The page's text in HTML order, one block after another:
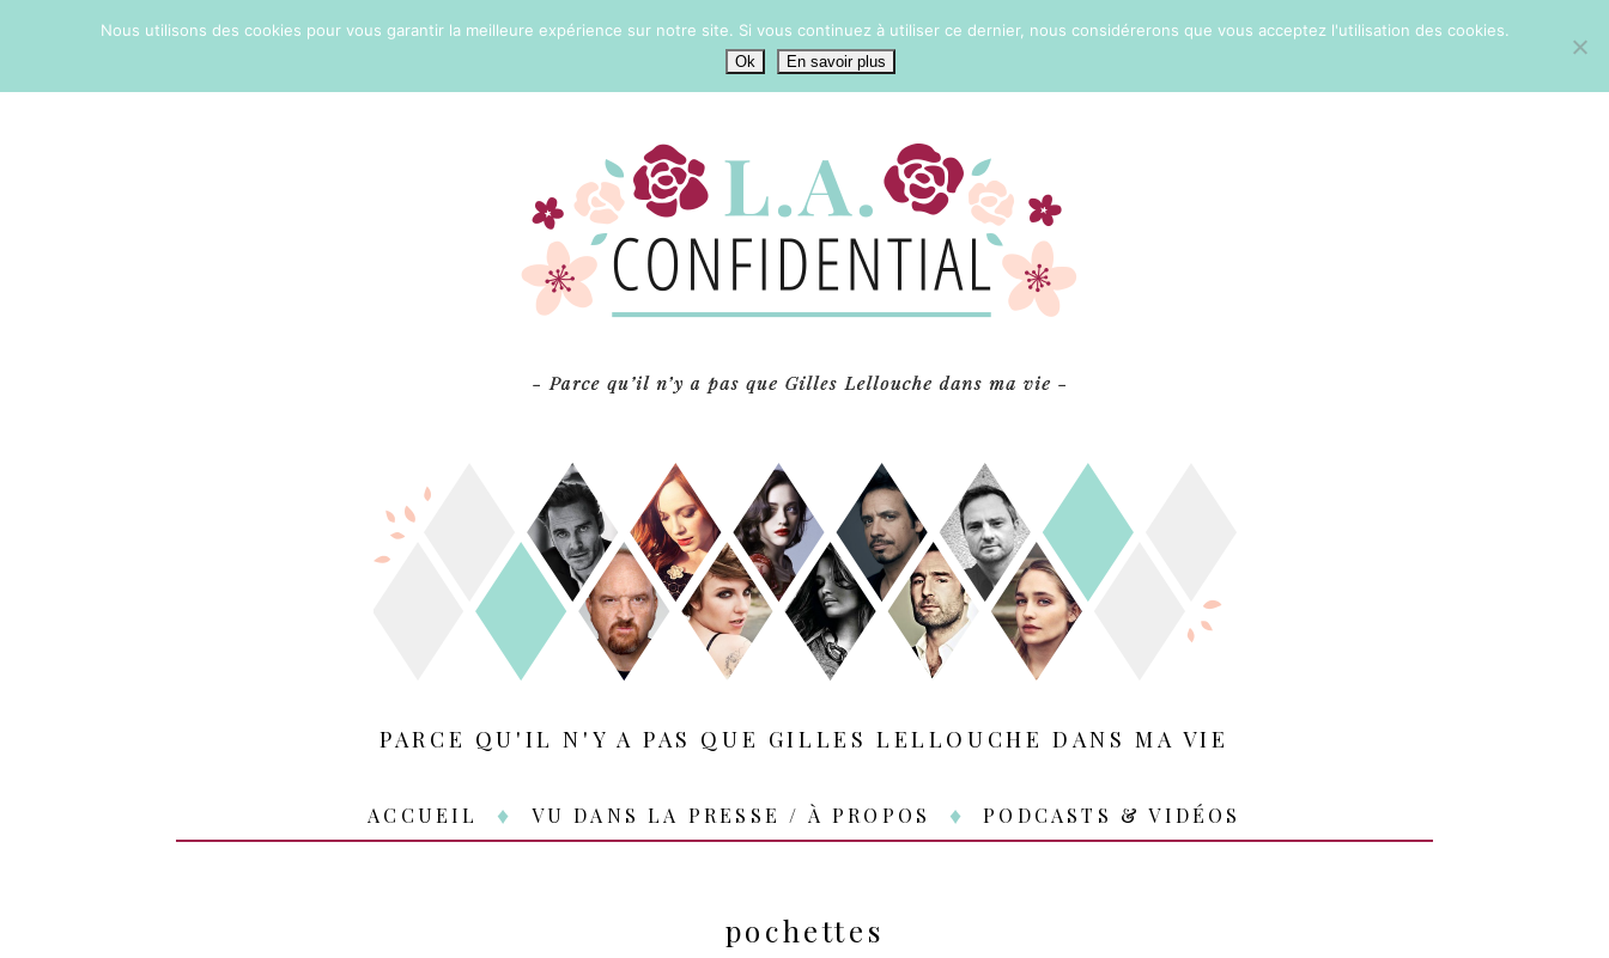
PARCE QU'IL N'Y A PAS QUE GILLES LELLOUCHE DANS MA VIE
ACCUEIL VU DANS LA PRESSE / À PROPOS PODCASTS & VIDÉOS
pochettes
Nous utilisons des cookies pour vous garantir la meilleure expérience sur notre site. Si vous continuez à utiliser ce dernier, nous considérerons que vous acceptez l'utilisation des cookies.
Ok En savoir plus